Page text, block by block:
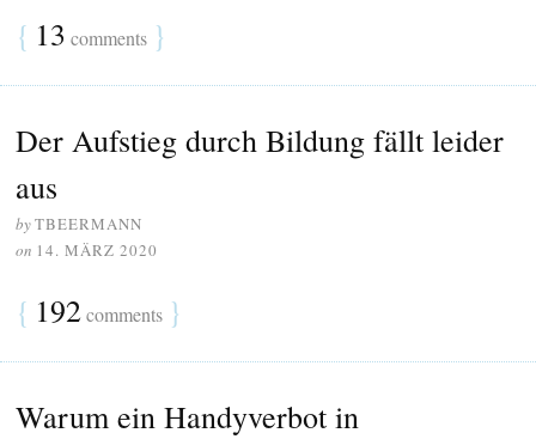
{ 13 comments }
Der Aufstieg durch Bildung fällt leider
aus
byTBEERMANN
on 14. MÄRZ 2020
{ 192comments }
Warum ein Handyverbot in